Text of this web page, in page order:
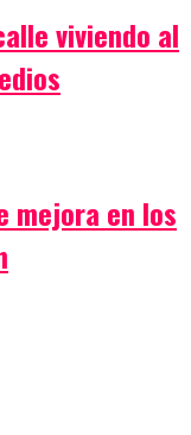
viviendo al
mejora en los